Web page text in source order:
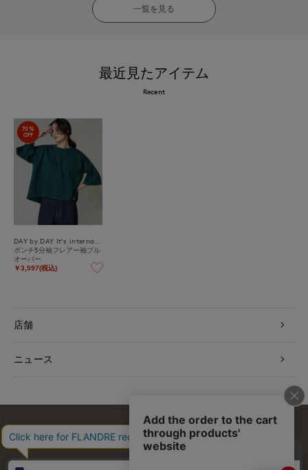
一覧を見る
最近見たアイテム
Recent
70%
OFF
ポンチ5分袖フレアー袖プル
オーバー
￥3,597(税込)
店舗
ニュース